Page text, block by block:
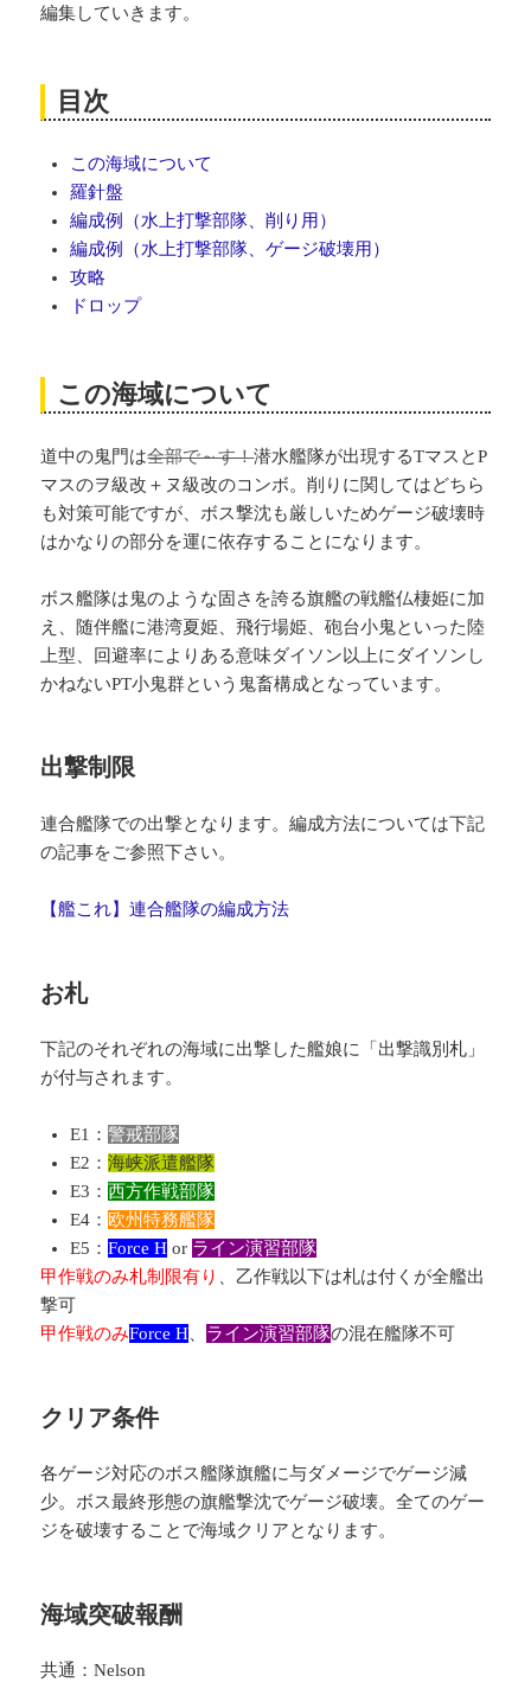
編集していきます。
目次
この海域について
羅針盤
編成例（水上打撃部隊、削り用）
編成例（水上打撃部隊、ゲージ破壊用）
攻略
ドロップ
この海域について
道中の鬼門は全部で～す！潜水艦隊が出現するTマスとP
マスのヲ級改＋ヌ級改のコンボ。削りに関してはどちら
も対策可能ですが、ボス撃沈も厳しいためゲージ破壊時
はかなりの部分を運に依存することになります。
ボス艦隊は鬼のような固さを誇る旗艦の戦艦仏棲姫に加
え、随伴艦に港湾夏姫、飛行場姫、砲台小鬼といった陸
上型、回避率によりある意味ダイソン以上にダイソンし
かねないPT小鬼群という鬼畜構成となっています。
出撃制限
連合艦隊での出撃となります。編成方法については下記
の記事をご参照下さい。
【艦これ】連合艦隊の編成方法
お札
下記のそれぞれの海域に出撃した艦娘に「出撃識別札」
が付与されます。
E1：警戒部隊
E2：海峡派遣艦隊
E3：西方作戦部隊
E4： 欧州特務艦隊
E5：Force H or ライン演習部隊
甲作戦のみ札制限有り 、乙作戦以下は札は付くが全艦出
撃可
甲作戦のみForce H、 ライン演習部隊の混在艦隊不可
クリア条件
各ゲージ対応のボス艦隊旗艦に与ダメージでゲージ減
少。ボス最終形態の旗艦撃沈でゲージ破壊。全てのゲー
ジを破壊することで海域クリアとなります。
海域突破報酬
共通：Nelson